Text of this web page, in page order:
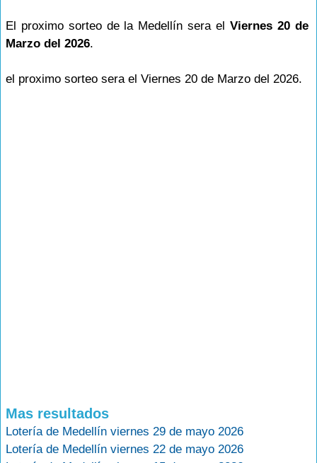
El proximo sorteo de la Medellín sera el Viernes 20 de
Marzo del 2026.
el proximo sorteo sera el Viernes 20 de Marzo del 2026.
Mas resultados
Lotería de Medellín viernes 29 de mayo 2026
Lotería de Medellín viernes 22 de mayo 2026